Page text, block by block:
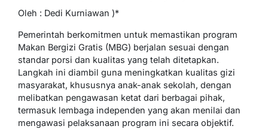
Oleh : Dedi Kurniawan )*
Pemerintah berkomitmen untuk memastikan program
Makan Bergizi Gratis (MBG) berjalan sesuai dengan
standar porsi dan kualitas yang telah ditetapkan.
Langkah ini diambil guna meningkatkan kualitas gizi
masyarakat, khususnya anak-anak sekolah, dengan
melibatkan pengawasan ketat dari berbagai pihak,
termasuk lembaga independen yang akan menilai dan
mengawasi pelaksanaan program ini secara objektif.